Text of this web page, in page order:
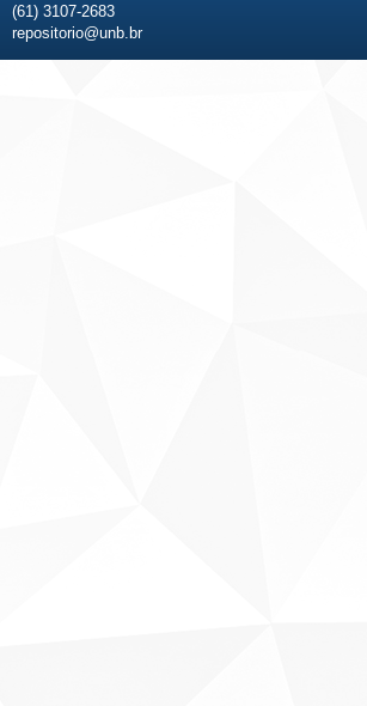
(61) 3107-2683
repositorio@unb.br